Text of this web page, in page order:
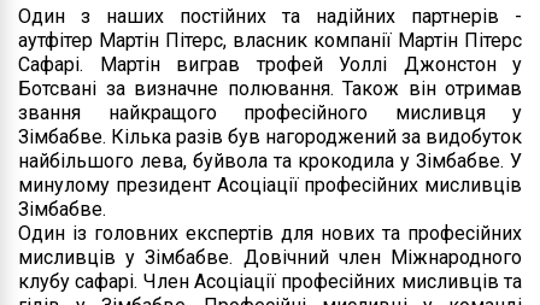
Один з наших постійних та надійних партнерів -
аутфітер Мартін Пітерс, власник компанії Мартін Пітерс
Сафарі. Мартін виграв трофей Уоллі Джонстон у
Ботсвані за визначне полювання. Також він отримав
звання найкращого професійного мисливця у
Зімбабве. Кілька разів був нагороджений за видобуток
найбільшого лева, буйвола та крокодила у Зімбабве. У
минулому президент Асоціації професійних мисливців
Зімбабве.
Один із головних експертів для нових та професійних
мисливців у Зімбабве. Довічний член Міжнародного
клубу сафарі. Член Асоціації професійних мисливців та